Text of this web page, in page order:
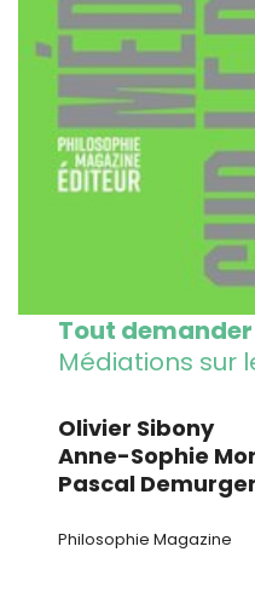
Tout
Médiations sur
Olivier Sibony
Anne-Sophie
Pascal Demurger
Philosophie Magazine